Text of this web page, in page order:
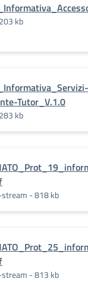
kb
Tutor_V.1.0
kb
- 818 kb
- 813 kb